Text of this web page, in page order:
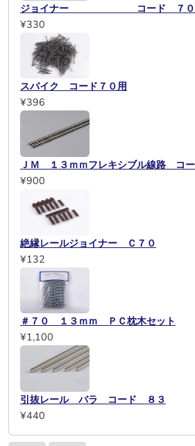
ジョイナー コード ７０
¥330
スパイク コード７０用
¥396
ＪＭ １３ｍｍフレキシブル線路 コ
¥900
絶縁レールジョイナー Ｃ７０
¥132
＃７０ １３ｍｍ ＰＣ枕木セット
¥1,100
引抜レール バラ コード ８３
¥440